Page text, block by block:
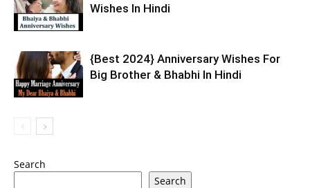
Wishes In Hindi
{Best 2024} Anniversary Wishes For
Big Brother & Bhabhi In Hindi
Search
Search